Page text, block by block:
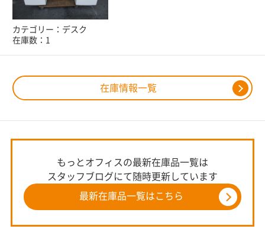
在庫情報一覧
カテゴリー：デスク
在庫数：1
もっとオフィスの最新在庫品一覧は
スタッフブログにて随時更新しています
最新在庫品一覧はこちら